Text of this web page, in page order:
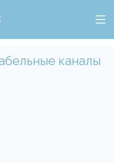
каналы